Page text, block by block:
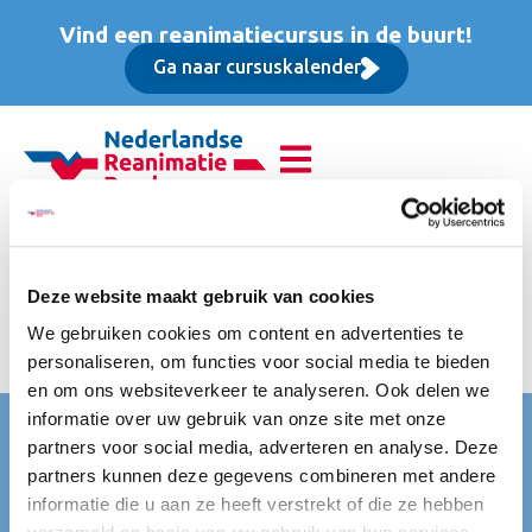
Deze website maakt gebruik van cookies
We gebruiken cookies om content en advertenties te
personaliseren, om functies voor social media te bieden
en om ons websiteverkeer te analyseren. Ook delen we
informatie over uw gebruik van onze site met onze
partners voor social media, adverteren en analyse. Deze
partners kunnen deze gegevens combineren met andere
informatie die u aan ze heeft verstrekt of die ze hebben
Vind een reanimatiecursus in de buurt!
Ga naar cursuskalender
Educatieve Instructeurs
Dag (EID), Basis cursus
Incl. lesmateriaal, lunch en certificaat
Nederlandse Reanimatie Raad (NRR)
Mercatorlaan 1200
3528 BL Utrecht